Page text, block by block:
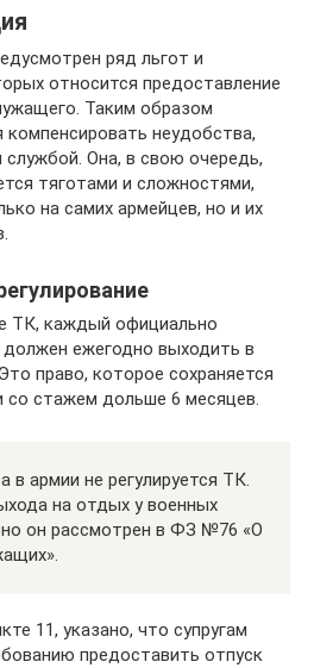
ряд льгот и
относится предоставление
Таким образом
компенсировать неудобства,
службой. Она, в свою очередь,
тяготами и сложностями,
на самих армейцев, но и их
ТК, каждый официально
ежегодно выходить в
право, которое сохраняется
со стажем дольше 6 месяцев.
в армии не регулируется ТК.
на отдых у военных
он рассмотрен в ФЗ №76 «О
11, указано, что супругам
предоставить отпуск